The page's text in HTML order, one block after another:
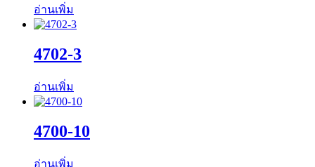
อ่านเพิ่ม
4702-3
อ่านเพิ่ม
4700-10
อ่านเพิ่ม